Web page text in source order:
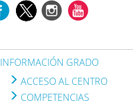
INFORMACIÓN GRADO
ACCESO AL CENTRO
COMPETENCIAS